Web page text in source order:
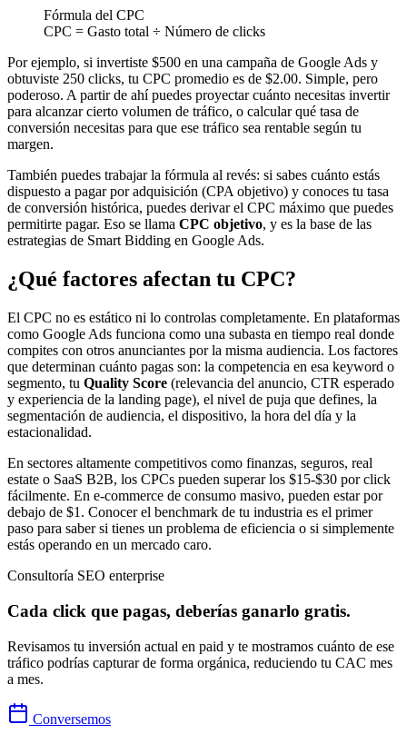
Fórmula del CPC
CPC = Gasto total ÷ Número de clicks
Por ejemplo, si invertiste $500 en una campaña de Google Ads y
obtuviste 250 clicks, tu CPC promedio es de $2.00. Simple, pero
poderoso. A partir de ahí puedes proyectar cuánto necesitas invertir
para alcanzar cierto volumen de tráfico, o calcular qué tasa de
conversión necesitas para que ese tráfico sea rentable según tu
margen.
También puedes trabajar la fórmula al revés: si sabes cuánto estás
dispuesto a pagar por adquisición (CPA objetivo) y conoces tu tasa
de conversión histórica, puedes derivar el CPC máximo que puedes
permitirte pagar. Eso se llama CPC objetivo, y es la base de las
estrategias de Smart Bidding en Google Ads.
¿Qué factores afectan tu CPC?
El CPC no es estático ni lo controlas completamente. En plataformas
como Google Ads funciona como una subasta en tiempo real donde
compites con otros anunciantes por la misma audiencia. Los factores
que determinan cuánto pagas son: la competencia en esa keyword o
segmento, tu Quality Score (relevancia del anuncio, CTR esperado
y experiencia de la landing page), el nivel de puja que defines, la
segmentación de audiencia, el dispositivo, la hora del día y la
estacionalidad.
En sectores altamente competitivos como finanzas, seguros, real
estate o SaaS B2B, los CPCs pueden superar los $15-$30 por click
fácilmente. En e-commerce de consumo masivo, pueden estar por
debajo de $1. Conocer el benchmark de tu industria es el primer
paso para saber si tienes un problema de eficiencia o si simplemente
estás operando en un mercado caro.
Consultoría SEO enterprise
Cada click que pagas, deberías ganarlo gratis.
Revisamos tu inversión actual en paid y te mostramos cuánto de ese
tráfico podrías capturar de forma orgánica, reduciendo tu CAC mes
a mes.
Conversemos